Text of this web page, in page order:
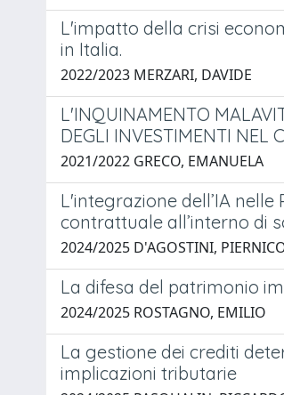
L'impatto della crisi
in Italia.
2022/2023 MERZARI, DAVIDE
L'INQUINAMENTO
DEGLI INVESTIMENTI NEL
2021/2022 GRECO, EMANUELA
L'integrazione dell’IA
contrattuale all’interno di
2024/2025 D'AGOSTINI,
La difesa del patrimonio
2024/2025 ROSTAGNO, EMILIO
La gestione dei crediti
implicazioni tributarie